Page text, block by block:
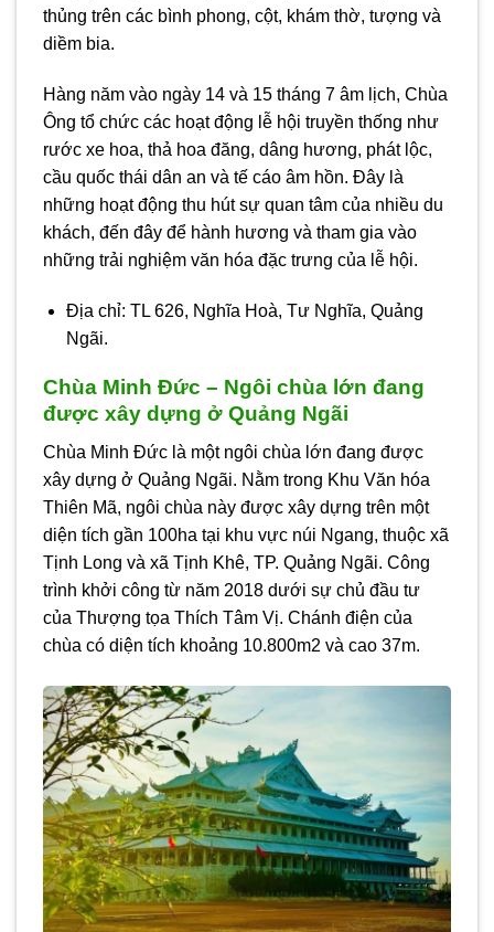
thủng trên các bình phong, cột, khám thờ, tượng và
diềm bia.
Hàng năm vào ngày 14 và 15 tháng 7 âm lịch, Chùa
Ông tổ chức các hoạt động lễ hội truyền thống như
rước xe hoa, thả hoa đăng, dâng hương, phát lộc,
cầu quốc thái dân an và tế cáo âm hồn. Đây là
những hoạt động thu hút sự quan tâm của nhiều du
khách, đến đây để hành hương và tham gia vào
những trải nghiệm văn hóa đặc trưng của lễ hội.
Địa chỉ: TL 626, Nghĩa Hoà, Tư Nghĩa, Quảng
Ngãi.
Chùa Minh Đức – Ngôi chùa lớn đang
được xây dựng ở Quảng Ngãi
Chùa Minh Đức là một ngôi chùa lớn đang được
xây dựng ở Quảng Ngãi. Nằm trong Khu Văn hóa
Thiên Mã, ngôi chùa này được xây dựng trên một
diện tích gần 100ha tại khu vực núi Ngang, thuộc xã
Tịnh Long và xã Tịnh Khê, TP. Quảng Ngãi. Công
trình khởi công từ năm 2018 dưới sự chủ đầu tư
của Thượng tọa Thích Tâm Vị. Chánh điện của
chùa có diện tích khoảng 10.800m2 và cao 37m.